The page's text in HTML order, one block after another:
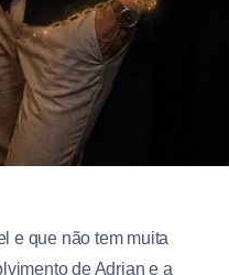
e que não tem muita
de Adrian e a